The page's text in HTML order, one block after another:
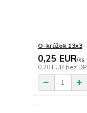
O-krúžok 13x3
0,25 EUR/ks
0,20 EUR bez